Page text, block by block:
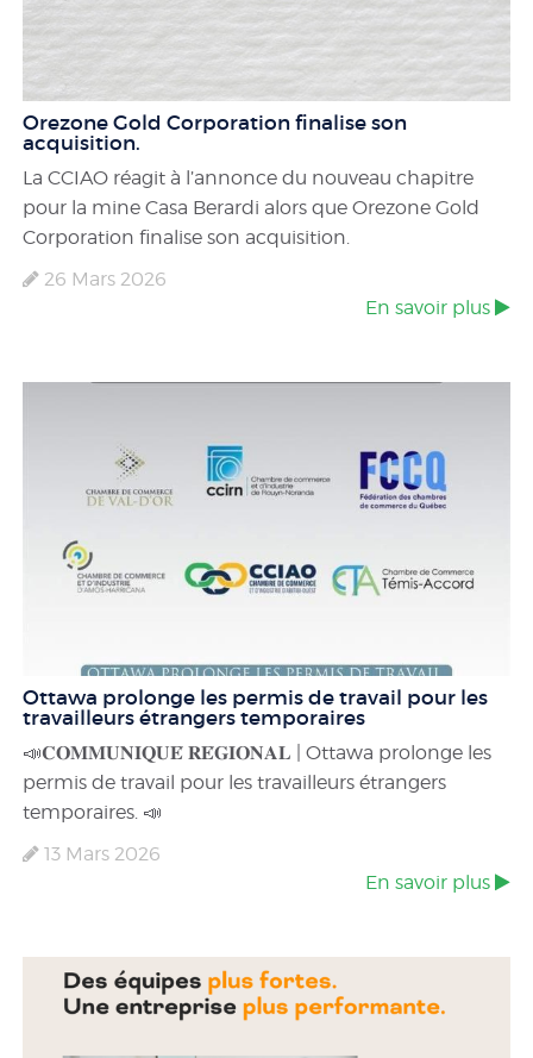
Orezone Gold Corporation finalise son
acquisition.
La CCIAO réagit à l’annonce du nouveau chapitre
pour la mine Casa Berardi alors que Orezone Gold
Corporation finalise son acquisition.
26 Mars 2026
En savoir plus
Ottawa prolonge les permis de travail pour les
travailleurs étrangers temporaires
📣𝐂𝐎𝐌𝐌𝐔𝐍𝐈𝐐𝐔𝐄́ 𝐑𝐄́𝐆𝐈𝐎𝐍𝐀𝐋 | Ottawa prolonge les
permis de travail pour les travailleurs étrangers
temporaires. 📣
13 Mars 2026
En savoir plus